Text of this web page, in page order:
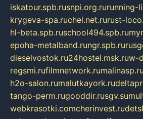
iskatour.spb.rusnpi.org.rurunning-
krygeva-spa.ruchel.net.rurust-
hl-beta.spb.ruschool494.spb.ru
epoha-metalband.rungr.spb.ru
dieselvostok.ru24hostel.msk.ruw-
regsmi.rufilmnetwork.rumalinasp.ru
h2o-salon.rumalutkayork.ru
tango-perm.rugooddir.rusgv.su
webkrasotki.comcherinvest.ru